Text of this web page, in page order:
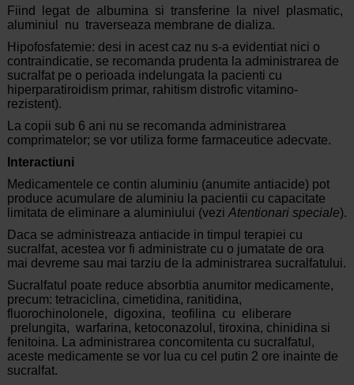
Fiind legat de albumina si transferine la nivel plasmatic,
aluminiul nu traverseaza membrane de dializa.
Hipofosfatemie: desi in acest caz nu s-a evidentiat nici o
contraindicatie, se recomanda prudenta la administrarea de
sucralfat pe o perioada indelungata la pacienti cu
hiperparatiroidism primar, rahitism distrofic vitamino-
rezistent).
La copii sub 6 ani nu se recomanda administrarea
comprimatelor; se vor utiliza forme farmaceutice adecvate.
Interactiuni
Medicamentele ce contin aluminiu (anumite antiacide) pot
produce acumulare de aluminiu la pacientii cu capacitate
limitata de eliminare a aluminiului (vezi Atentionari speciale).
Daca se administreaza antiacide in timpul terapiei cu
sucralfat, acestea vor fi administrate cu o jumatate de ora
mai devreme sau mai tarziu de la administrarea sucralfatului.
Sucralfatul poate reduce absorbtia anumitor medicamente,
precum: tetraciclina, cimetidina, ranitidina,
fluorochinolonele, digoxina, teofilina cu eliberare
prelungita, warfarina, ketoconazolul, tiroxina, chinidina si
fenitoina. La administrarea concomitenta cu sucralfatul,
aceste medicamente se vor lua cu cel putin 2 ore inainte de
sucralfat.